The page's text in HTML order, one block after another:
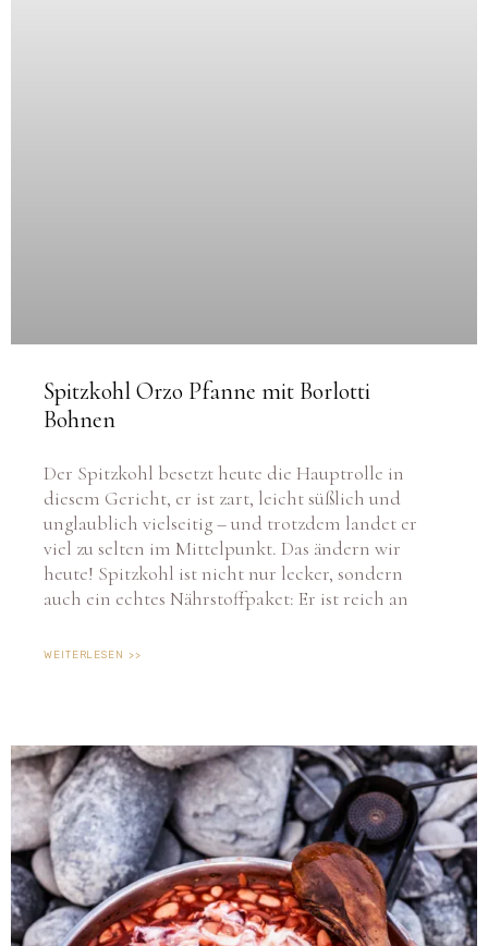
Spitzkohl Orzo Pfanne mit Borlotti
Bohnen
Der Spitzkohl besetzt heute die Hauptrolle in
diesem Gericht, er ist zart, leicht süßlich und
unglaublich vielseitig – und trotzdem landet er
viel zu selten im Mittelpunkt. Das ändern wir
heute! Spitzkohl ist nicht nur lecker, sondern
auch ein echtes Nährstoffpaket: Er ist reich an
WEITERLESEN >>